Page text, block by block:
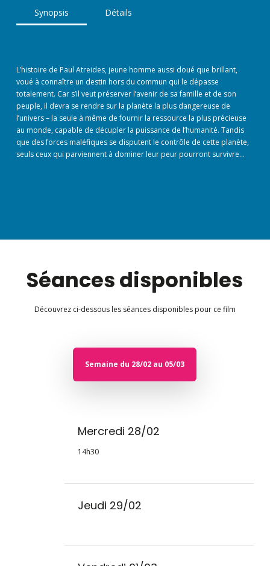
Synopsis Détails
L’histoire de Paul Atreides, jeune homme aussi doué que brillant,
voué à connaître un destin hors du commun qui le dépasse
totalement. Car s’il veut préserver l’avenir de sa famille et de son
peuple, il devra se rendre sur la planète la plus dangereuse de
l’univers – la seule à même de fournir la ressource la plus précieuse
au monde, capable de décupler la puissance de l’humanité. Tandis
que des forces maléfiques se disputent le contrôle de cette planète,
seuls ceux qui parviennent à dominer leur peur pourront survivre…
Séances disponibles
Découvrez ci-dessous les séances disponibles pour ce film
Semaine du 28/02 au 05/03
Mercredi 28/02
14h30
Jeudi 29/02